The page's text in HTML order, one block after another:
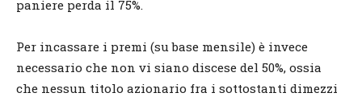
paniere perda il 75%.
Per incassare i premi (su base mensile) è invece
necessario che non vi siano discese del 50%, ossia
che nessun titolo azionario fra i sottostanti dimezzi